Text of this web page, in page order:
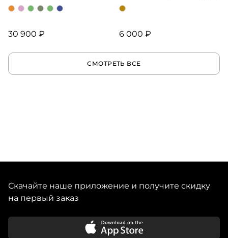
30 900 ₽ 6 000 ₽
СМОТРЕТЬ ВСЕ
Скачайте наше приложение и получите скидку
на первый заказ